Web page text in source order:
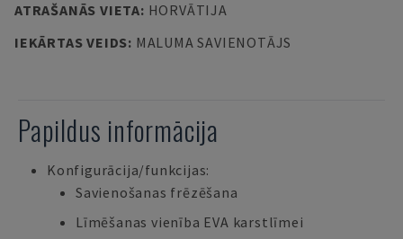
ATRAŠANĀS VIETA: HORVĀTIJA
IEKĀRTAS VEIDS: MALUMA SAVIENOTĀJS
Papildus informācija
Konfigurācija/funkcijas:
Savienošanas frēzēšana
Līmēšanas vienība EVA karstlīmei